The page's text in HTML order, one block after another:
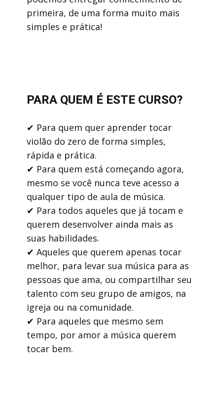
primeira, de uma forma muito mais
simples e prática!
PARA QUEM É ESTE CURSO?
✔ Para quem quer aprender tocar
violão do zero de forma simples,
rápida e prática.
✔ Para quem está começando agora,
mesmo se você nunca teve acesso a
qualquer tipo de aula de música.
✔ Para todos aqueles que já tocam e
querem desenvolver ainda mais as
suas habilidades.
✔ Aqueles que querem apenas tocar
melhor, para levar sua música para as
pessoas que ama, ou compartilhar seu
talento com seu grupo de amigos, na
igreja ou na comunidade.
✔ Para aqueles que mesmo sem
tempo, por amor a música querem
tocar bem.